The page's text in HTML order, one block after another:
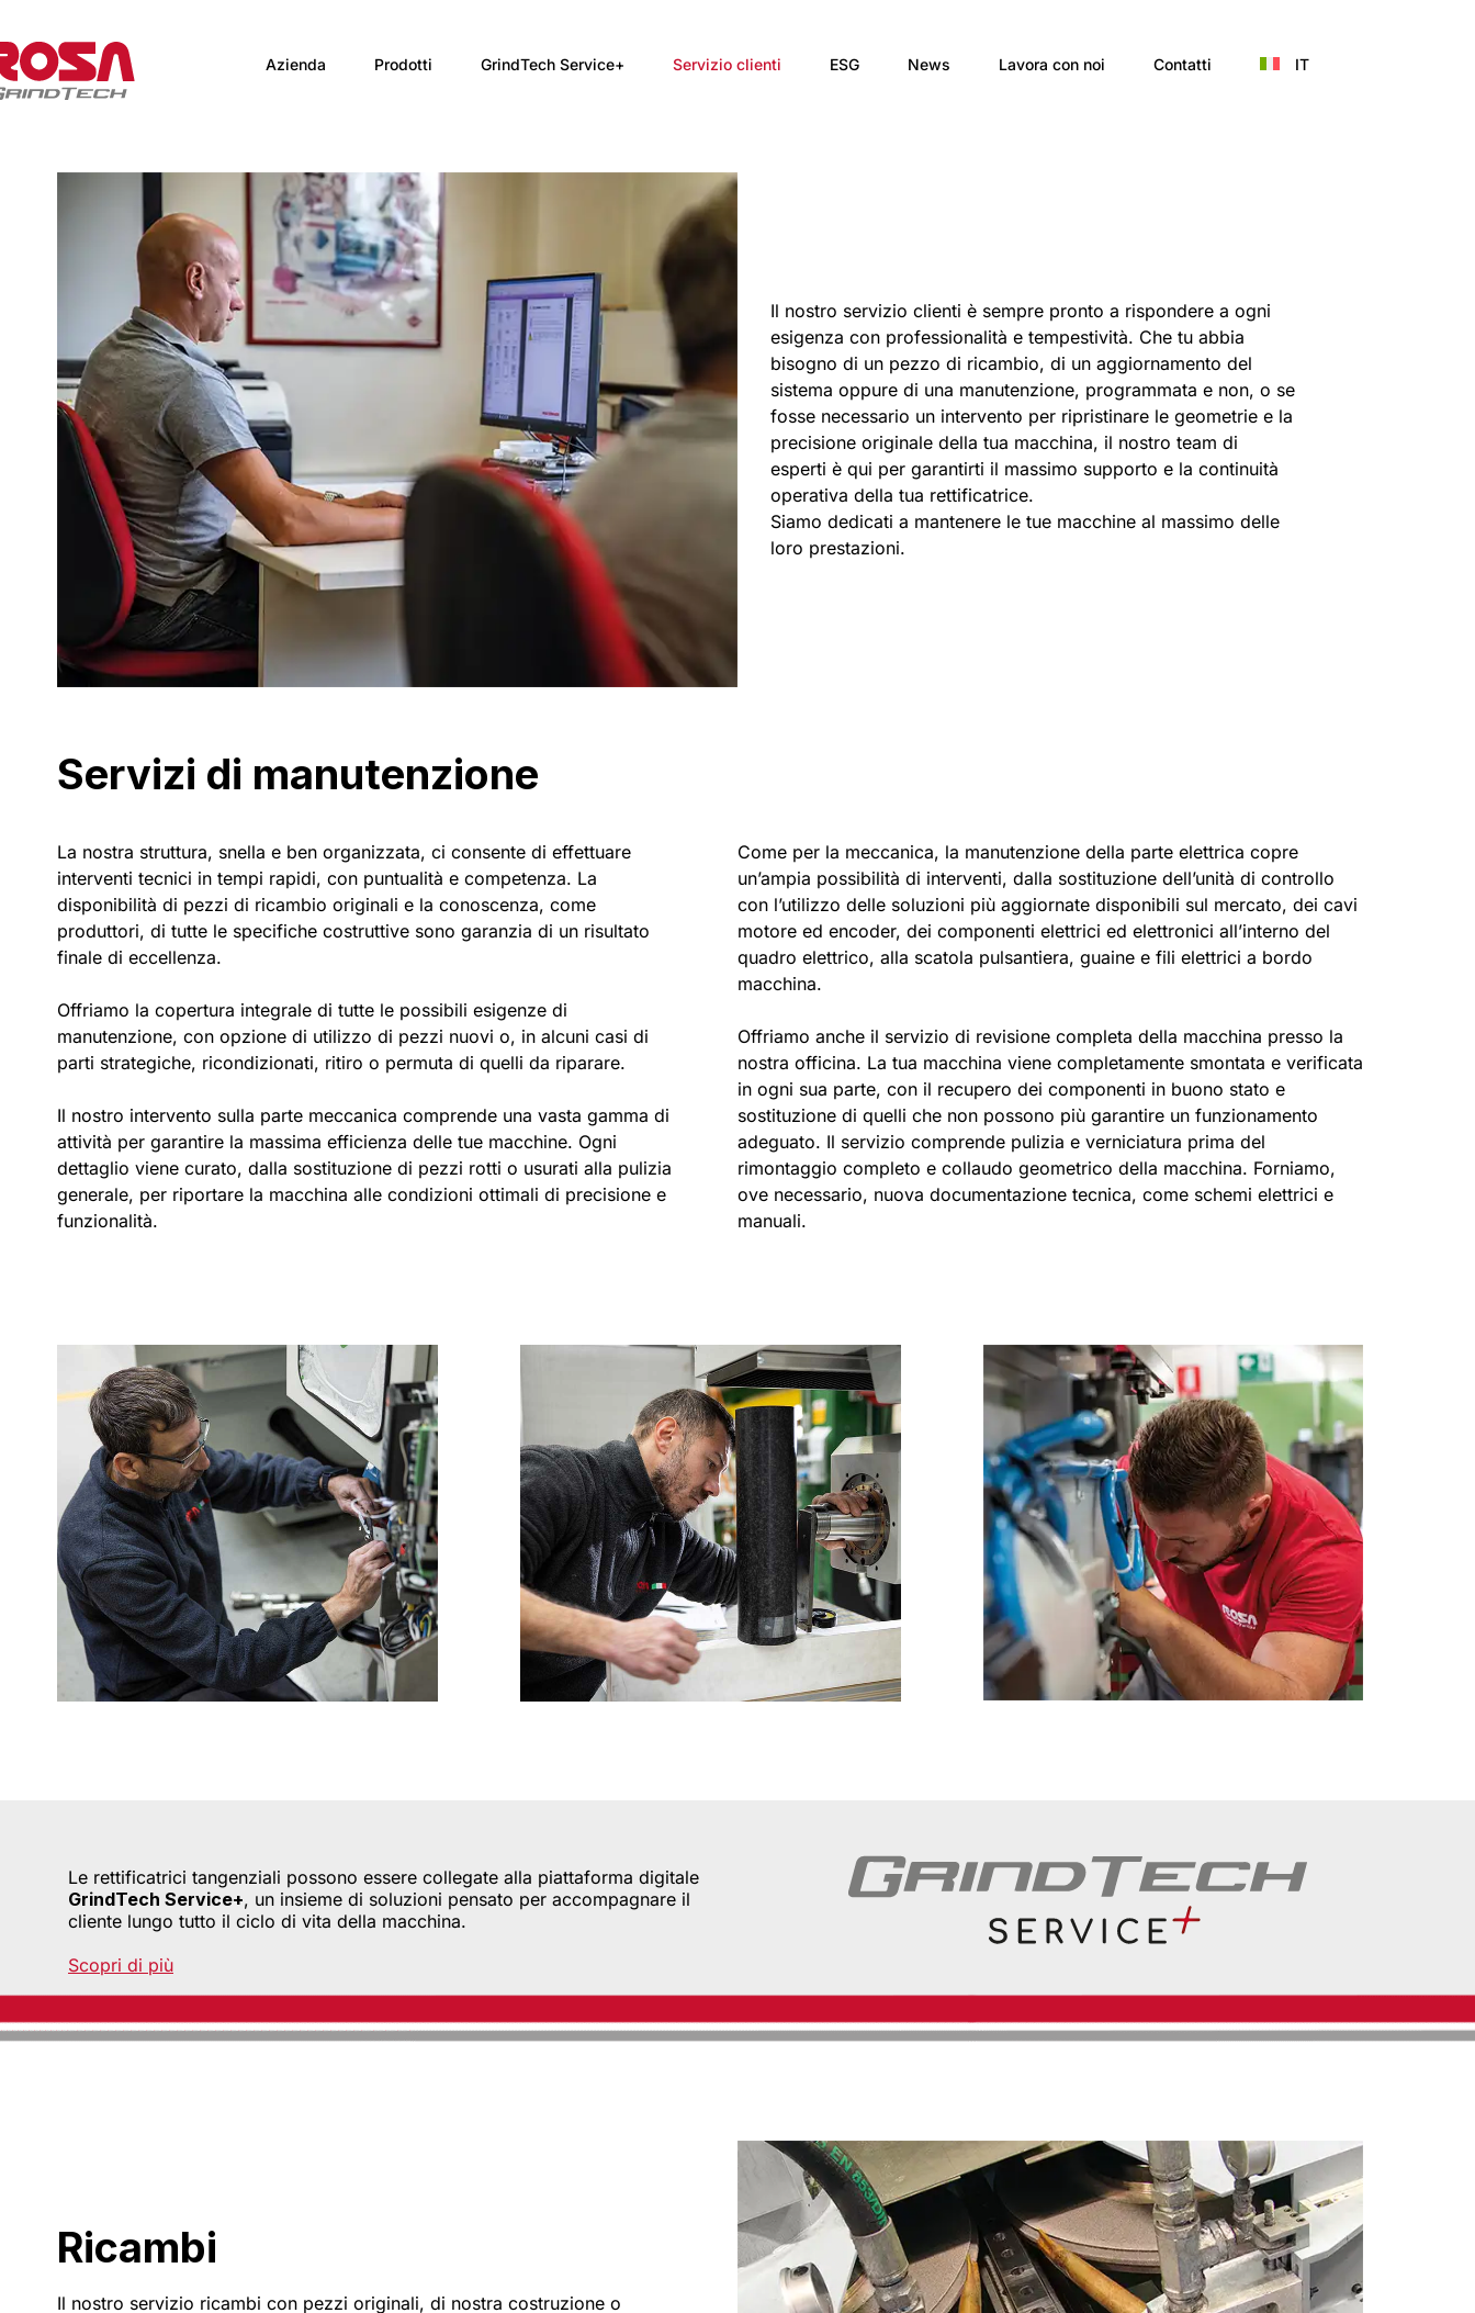
Azienda Prodotti GrindTech Service+ Servizio clienti ESG News Lavora con noi Contatti IT
Il nostro servizio clienti è sempre pronto a rispondere a ogni
esigenza con professionalità e tempestività. Che tu abbia
bisogno di un pezzo di ricambio, di un aggiornamento del
sistema oppure di una manutenzione, programmata e non, o se
fosse necessario un intervento per ripristinare le geometrie e la
precisione originale della tua macchina, il nostro team di
esperti è qui per garantirti il massimo supporto e la continuità
operativa della tua rettificatrice.
Siamo dedicati a mantenere le tue macchine al massimo delle
loro prestazioni.
Servizi di manutenzione
La nostra struttura, snella e ben organizzata, ci consente di effettuare
interventi tecnici in tempi rapidi, con puntualità e competenza. La
disponibilità di pezzi di ricambio originali e la conoscenza, come
produttori, di tutte le specifiche costruttive sono garanzia di un risultato
finale di eccellenza.
Offriamo la copertura integrale di tutte le possibili esigenze di
manutenzione, con opzione di utilizzo di pezzi nuovi o, in alcuni casi di
parti strategiche, ricondizionati, ritiro o permuta di quelli da riparare.
Il nostro intervento sulla parte meccanica comprende una vasta gamma di
attività per garantire la massima efficienza delle tue macchine. Ogni
dettaglio viene curato, dalla sostituzione di pezzi rotti o usurati alla pulizia
generale, per riportare la macchina alle condizioni ottimali di precisione e
funzionalità.
Come per la meccanica, la manutenzione della parte elettrica copre
un’ampia possibilità di interventi, dalla sostituzione dell’unità di controllo
con l’utilizzo delle soluzioni più aggiornate disponibili sul mercato, dei cavi
motore ed encoder, dei componenti elettrici ed elettronici all’interno del
quadro elettrico, alla scatola pulsantiera, guaine e fili elettrici a bordo
macchina.
Offriamo anche il servizio di revisione completa della macchina presso la
nostra officina. La tua macchina viene completamente smontata e verificata
in ogni sua parte, con il recupero dei componenti in buono stato e
sostituzione di quelli che non possono più garantire un funzionamento
adeguato. Il servizio comprende pulizia e verniciatura prima del
rimontaggio completo e collaudo geometrico della macchina. Forniamo,
ove necessario, nuova documentazione tecnica, come schemi elettrici e
manuali.
Le rettificatrici tangenziali possono essere collegate alla piattaforma digitale
GrindTech Service+, un insieme di soluzioni pensato per accompagnare il
cliente lungo tutto il ciclo di vita della macchina.
Scopri di più
Ricambi
Il nostro servizio ricambi con pezzi originali, di nostra costruzione o